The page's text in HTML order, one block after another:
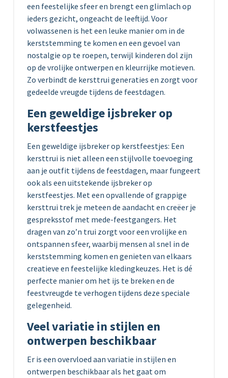
een feestelijke sfeer en brengt een glimlach op
ieders gezicht, ongeacht de leeftijd. Voor
volwassenen is het een leuke manier om in de
kerststemming te komen en een gevoel van
nostalgie op te roepen, terwijl kinderen dol zijn
op de vrolijke ontwerpen en kleurrijke motieven.
Zo verbindt de kersttrui generaties en zorgt voor
gedeelde vreugde tijdens de feestdagen.
Een geweldige ijsbreker op
kerstfeestjes
Een geweldige ijsbreker op kerstfeestjes: Een
kersttrui is niet alleen een stijlvolle toevoeging
aan je outfit tijdens de feestdagen, maar fungeert
ook als een uitstekende ijsbreker op
kerstfeestjes. Met een opvallende of grappige
kersttrui trek je meteen de aandacht en creëer je
gespreksstof met mede-feestgangers. Het
dragen van zo’n trui zorgt voor een vrolijke en
ontspannen sfeer, waarbij mensen al snel in de
kerststemming komen en genieten van elkaars
creatieve en feestelijke kledingkeuzes. Het is dé
perfecte manier om het ijs te breken en de
feestvreugde te verhogen tijdens deze speciale
gelegenheid.
Veel variatie in stijlen en
ontwerpen beschikbaar
Er is een overvloed aan variatie in stijlen en
ontwerpen beschikbaar als het gaat om